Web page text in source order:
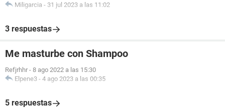
Miligarcia - 31 jul 2023 a las 11:02
3 respuestas
Me masturbe con Shampoo
Refjrhhr - 8 ago 2022 a las 15:30
Elpene3 - 4 ago 2023 a las 00:35
5 respuestas